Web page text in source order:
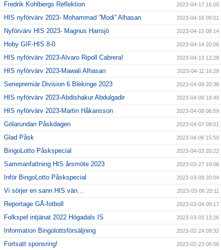
Fredrik Kohlbergs Reflektion 2023-04-17 16:00
HIS nyförvärv 2023- Mohammad ”Modi” Alhasan 2023-04-16 09:01
Nyförvärv HIS 2023- Magnus Harrsjö 2023-04-15 08:14
Hoby GIF-HIS 8-0 2023-04-14 20:06
HIS nyförvärv 2023-Alvaro Ripoll Cabrera! 2023-04-13 12:28
HIS nyförvärv 2023-Mawali Alhasan 2023-04-11 16:28
Seriepremiär Division 6 Blekinge 2023 2023-04-09 20:38
HIS nyförvärv 2023-Abdishakur Abdulgadir 2023-04-09 18:49
HIS nyförvärv 2023-Martin Håkansson 2023-04-08 06:59
Gölarundan Påskdagen 2023-04-07 09:01
Glad Påsk 2023-04-06 15:50
BingoLotto Påskspecial 2023-04-03 20:22
Sammanfattning HIS årsmöte 2023 2023-03-27 19:06
Inför BingoLotto Påskspecial 2023-03-09 20:04
Vi sörjer en sann HIS vän… 2023-03-06 20:11
Reportage GÅ-fotboll 2023-03-04 09:17
Folkspel intjänat 2022 Högadals IS 2023-03-03 13:26
Information Bingolottsförsäljning 2023-02-24 09:32
Fortsatt sponsring! 2023-02-23 08:56